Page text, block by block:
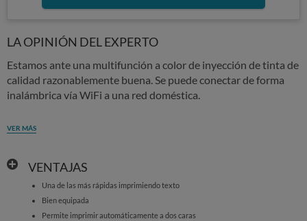
LA OPINIÓN DEL EXPERTO
Estamos ante una multifunción a color de inyección de tinta de
calidad razonablemente buena. Se puede conectar de forma
inalámbrica vía WiFi a una red doméstica.
VER MÁS
VENTAJAS
Una de las más rápidas imprimiendo texto
Bien equipada
Permite imprimir automáticamente a dos caras